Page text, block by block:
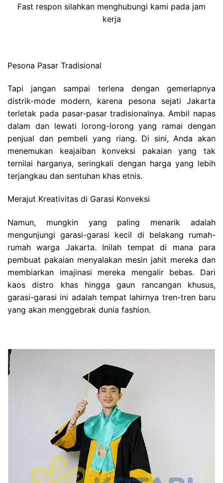
Fast respon silahkan menghubungi kami pada jam
kerja
Pesona Pasar Tradisional
Tapi jangan sampai terlena dengan gemerlapnya
distrik-mode modern, karena pesona sejati Jakarta
terletak pada pasar-pasar tradisionalnya. Ambil napas
dalam dan lewati lorong-lorong yang ramai dengan
penjual dan pembeli yang riang. Di sini, Anda akan
menemukan keajaiban konveksi pakaian yang tak
ternilai harganya, seringkali dengan harga yang lebih
terjangkau dan sentuhan khas etnis.
Merajut Kreativitas di Garasi Konveksi
Namun, mungkin yang paling menarik adalah
mengunjungi garasi-garasi kecil di belakang rumah-
rumah warga Jakarta. Inilah tempat di mana para
pembuat pakaian menyalakan mesin jahit mereka dan
membiarkan imajinasi mereka mengalir bebas. Dari
kaos distro khas hingga gaun rancangan khusus,
garasi-garasi ini adalah tempat lahirnya tren-tren baru
yang akan menggebrak dunia fashion.